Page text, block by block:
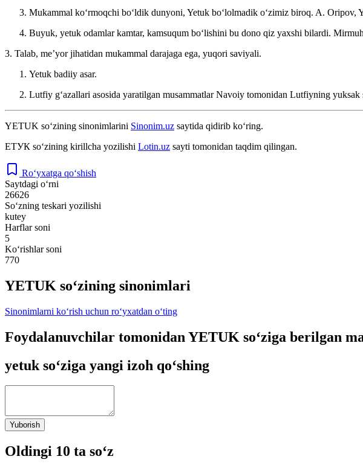
Mukammal koʻrmoqchi boʻldik dunyoni, Yetuk boʻlolmadik oʻzimiz biroq. A. Oripov,
Buyuk, yetuk odamlar kamtar, kamsuqum boʻlishini bu dono qiz yaxshi bilardi.
3. Talab, meʼyor jihatidan mukammal darajaga ega, yuqori saviyali.
Yetuk badiiy asar.
Lutfiy gʻazallari asosida yaratilgan musammatlar Navoiy tomonidan Lutfiyning
YETUK so‘zining sinonimlarini Sinonim.uz saytida qidirib ko‘ring.
ЕТУК so‘zining kirillcha yozilishi Lotin.uz sayti tomonidan taqdim qilingan.
Ro‘yxatga qo‘shish
Saytdagi o‘rni
26626
So‘zning teskari yozilishi
kutey
Harflar soni
5
Ko‘rishlar soni
770
YETUK so‘zining sinonimlari
Sinonimlarni ko‘rish uchun ro‘yxatdan o‘ting
Foydalanuvchilar tomonidan YETUK so‘ziga berilgan
yetuk so‘ziga yangi izoh qo‘shing
Yuborish
Oldingi 10 ta so‘z